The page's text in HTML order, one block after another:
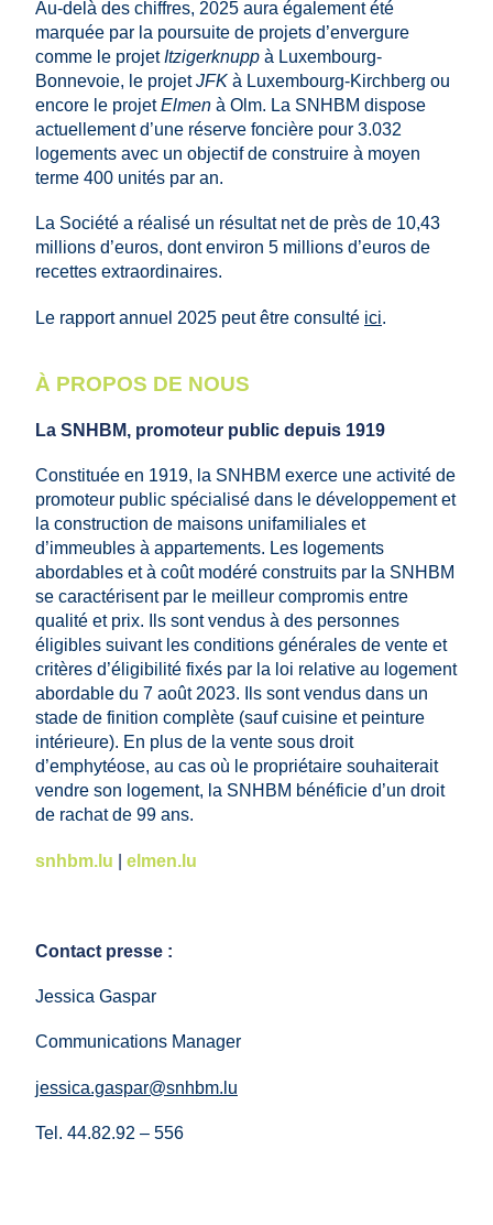
Au-delà des chiffres, 2025 aura également été
marquée par la poursuite de projets d’envergure
comme le projetItzigerknuppà Luxembourg-
Bonnevoie, le projetJFKà Luxembourg-Kirchberg ou
encore le projetElmenà Olm. La SNHBM dispose
actuellement d’une réserve foncière pour 3.032
logements avec un objectif de construire à moyen
terme 400 unités par an.
La Société a réalisé un résultat net de près de 10,43
millions d’euros, dont environ 5 millions d’euros de
recettes extraordinaires.
Le rapport annuel 2025 peut être consulté ici.
À PROPOS DE NOUS
La SNHBM, promoteur public depuis 1919
Constituée en 1919, la SNHBM exerce une activité de
promoteur public spécialisé dans le développement et
la construction de maisons unifamiliales et
d’immeubles à appartements. Les logements
abordables et à coût modéré construits par la SNHBM
se caractérisent par le meilleur compromis entre
qualité et prix. Ils sont vendus à des personnes
éligibles suivant les conditions générales de vente et
critères d’éligibilité fixés par la loi relative au logement
abordable du 7 août 2023. Ils sont vendus dans un
stade de finition complète (sauf cuisine et peinture
intérieure). En plus de la vente sous droit
d’emphytéose, au cas où le propriétaire souhaiterait
vendre son logement, la SNHBM bénéficie d’un droit
de rachat de 99 ans.
snhbm.lu elmen.lu
Contact presse :
Jessica Gaspar
Communications Manager
jessica.gaspar@snhbm.lu
Tel. 44.82.92 – 556